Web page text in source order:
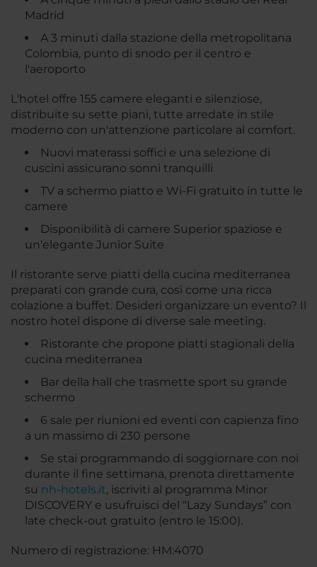
Madrid
A 3 minuti dalla stazione della metropolitana
Colombia, punto di snodo per il centro e
l'aeroporto
L'hotel offre 155 camere eleganti e silenziose,
distribuite su sette piani, tutte arredate in stile
moderno con un'attenzione particolare al comfort.
Nuovi materassi soffici e una selezione di
cuscini assicurano sonni tranquilli
TV a schermo piatto e Wi-Fi gratuito in tutte le
camere
Disponibilità di camere Superior spaziose e
un'elegante Junior Suite
Il ristorante serve piatti della cucina mediterranea
preparati con grande cura, così come una ricca
colazione a buffet. Desideri organizzare un evento? Il
nostro hotel dispone di diverse sale meeting.
Ristorante che propone piatti stagionali della
cucina mediterranea
Bar della hall che trasmette sport su grande
schermo
6 sale per riunioni ed eventi con capienza fino
a un massimo di 230 persone
Se stai programmando di soggiornare con noi
durante il fine settimana, prenota direttamente
su nh-hotels.it, iscriviti al programma Minor
DISCOVERY e usufruisci del “Lazy Sundays” con
late check-out gratuito (entro le 15:00).
Numero di registrazione: HM:4070